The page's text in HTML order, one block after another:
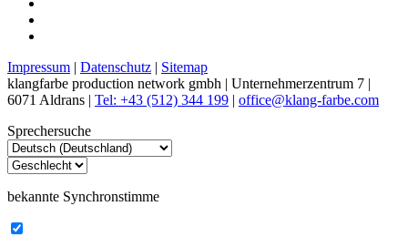
Impressum | Datenschutz | Sitemap
klangfarbe production network gmbh | Unternehmerzentrum 7 |
6071 Aldrans | Tel: +43 (512) 344 199 | office@klang-farbe.com
Sprechersuche
bekannte Synchronstimme